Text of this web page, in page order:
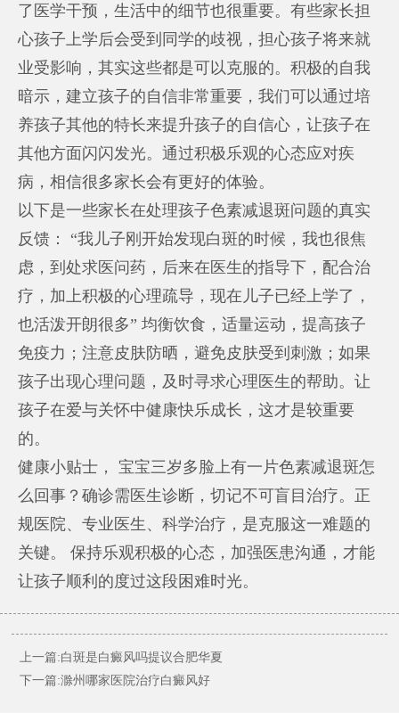
了医学干预，生活中的细节也很重要。有些家长担
心孩子上学后会受到同学的歧视，担心孩子将来就
业受影响，其实这些都是可以克服的。积极的自我
暗示，建立孩子的自信非常重要，我们可以通过培
养孩子其他的特长来提升孩子的自信心，让孩子在
其他方面闪闪发光。通过积极乐观的心态应对疾
病，相信很多家长会有更好的体验。
以下是一些家长在处理孩子色素减退斑问题的真实
反馈： “我儿子刚开始发现白斑的时候，我也很焦
虑，到处求医问药，后来在医生的指导下，配合治
疗，加上积极的心理疏导，现在儿子已经上学了，
也活泼开朗很多” 均衡饮食，适量运动，提高孩子
免疫力；注意皮肤防晒，避免皮肤受到刺激；如果
孩子出现心理问题，及时寻求心理医生的帮助。让
孩子在爱与关怀中健康快乐成长，这才是较重要
的。
健康小贴士， 宝宝三岁多脸上有一片色素减退斑怎
么回事？确诊需医生诊断，切记不可盲目治疗。正
规医院、专业医生、科学治疗，是克服这一难题的
关键。 保持乐观积极的心态，加强医患沟通，才能
让孩子顺利的度过这段困难时光。
上一篇:白斑是白癜风吗提议合肥华夏
下一篇:滁州哪家医院治疗白癜风好